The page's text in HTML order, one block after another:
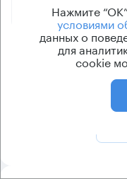
2019 м²
5500 м²
Нажмите
условиями
данных о
для
cookie